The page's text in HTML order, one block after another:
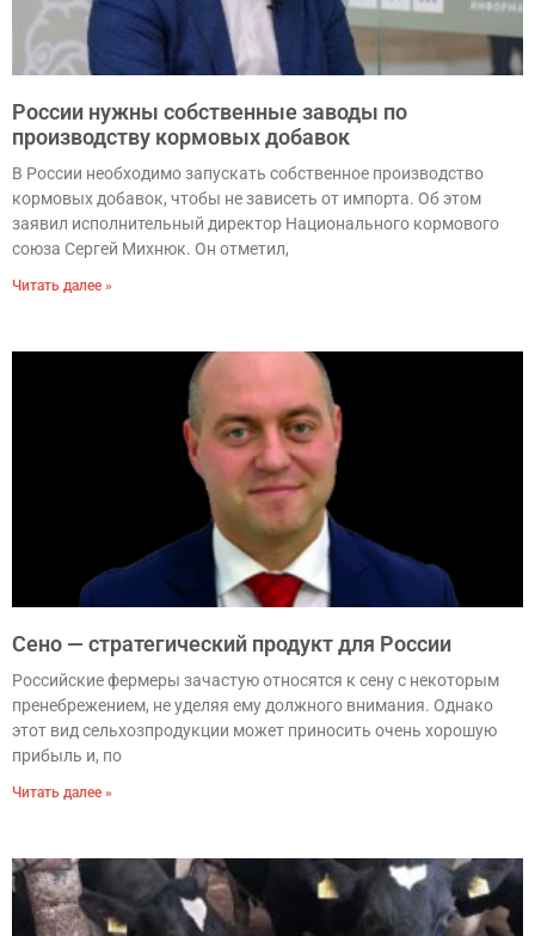
России нужны собственные заводы по
производству кормовых добавок
В России необходимо запускать собственное производство
кормовых добавок, чтобы не зависеть от импорта. Об этом
заявил исполнительный директор Национального кормового
союза Сергей Михнюк. Он отметил,
Читать далее »
Сено — стратегический продукт для России
Российские фермеры зачастую относятся к сену с некоторым
пренебрежением, не уделяя ему должного внимания. Однако
этот вид сельхозпродукции может приносить очень хорошую
прибыль и, по
Читать далее »